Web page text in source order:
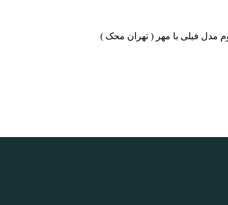
مدل فیلی با مهر ( تهران محک )